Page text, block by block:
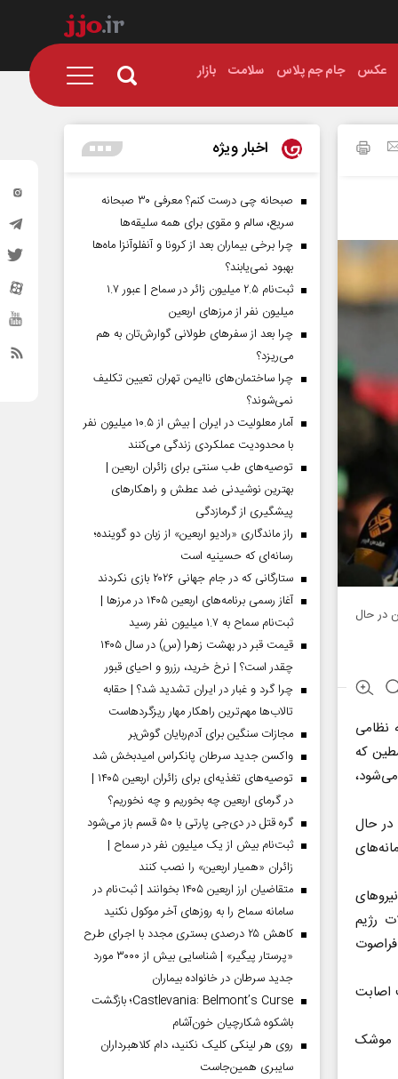
عکس جام جم پلاس سلامت بازار
در حال
نظامی
که
در حال
رژیم
اصابت
موشک
اخبار ویژه
صبحانه چی درست کنم؟ معرفی ۳۰ صبحانه
سریع، سالم و مقوی برای همه سلیقه‌ها
چرا برخی بیماران بعد از کرونا و آنفلوآنزا ماه‌ها
بهبود نمی‌یابند؟
ثبت‌نام ۲.۵ میلیون زائر در سماح | عبور ۱.۷
میلیون نفر از مرز‌های اربعین
چرا بعد از سفرهای طولانی گوارش‌تان به هم
می‌ریزد؟
چرا ساختمان‌های ناایمن تهران تعیین تکلیف
نمی‌شوند؟
آمار معلولیت در ایران | بیش از ۱۰.۵ میلیون نفر
با محدودیت عملکردی زندگی می‌کنند
توصیه‌های طب سنتی برای زائران اربعین |
بهترین نوشیدنی ضد عطش و راهکارهای
پیشگیری از گرمازدگی
راز ماندگاری «رادیو اربعین» از زبان دو گوینده؛
رسانه‌ای که حسینیه است
ستارگانی که در جام جهانی ۲۰۲۶ بازی نکردند
آغاز رسمی برنامه‌های اربعین ۱۴۰۵ در مرز‌ها |
ثبت‌نام سماح به ۱.۷ میلیون نفر رسید
قیمت قبر در بهشت زهرا (س) در سال ۱۴۰۵
چقدر است؟ | نرخ خرید، رزرو و احیای قبور
چرا گرد و غبار در ایران تشدید شد؟ | حقابه
تالاب‌ها مهم‌ترین راهکار مهار ریزگردهاست
مجازات سنگین برای آدم‌ربایان گوش‌بر
واکسن جدید سرطان پانکراس امیدبخش شد
توصیه‌های تغذیه‌ای برای زائران اربعین ۱۴۰۵ |
در گرمای اربعین چه بخوریم و چه نخوریم؟
گره قتل در دی‌جی پارتی با ۵۰ قسم باز می‌شود
ثبت‌نام بیش از یک میلیون نفر در سماح |
زائران «همیار اربعین» را نصب کنند
متقاضیان ارز اربعین ۱۴۰۵ بخوانند | ثبت‌نام در
سامانه سماح را به روز‌های آخر موکول نکنید
کاهش ۲۵ درصدی بستری مجدد با اجرای طرح
«پرستار پیگیر» | شناسایی بیش از ۳۰۰۰ مورد
جدید سرطان در خانواده بیماران
Castlevania: Belmont’s Curse؛ بازگشت
باشکوه شکارچیان خون‌آشام
روی هر لینکی کلیک نکنید، دام کلاهبرداران
سایبری همین‌جاست